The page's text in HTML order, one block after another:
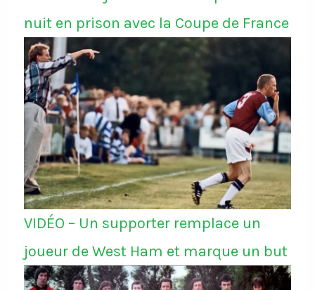
nuit en prison avec la Coupe de France
VIDÉO – Un supporter remplace un
joueur de West Ham et marque un but